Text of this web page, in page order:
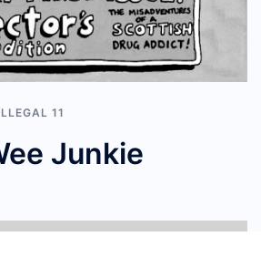
11
Junkie